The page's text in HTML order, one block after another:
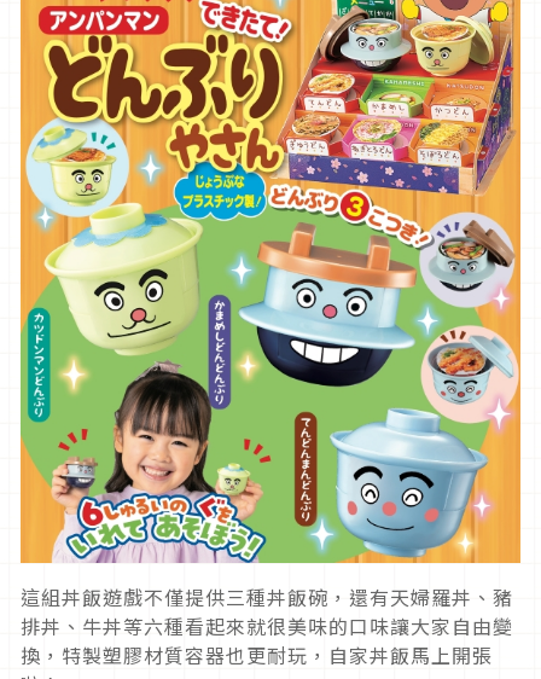
這組丼飯遊戲不僅提供三種丼飯碗，還有天婦羅丼、豬
排丼、牛丼等六種看起來就很美味的口味讓大家自由變
換，特製塑膠材質容器也更耐玩，自家丼飯馬上開張